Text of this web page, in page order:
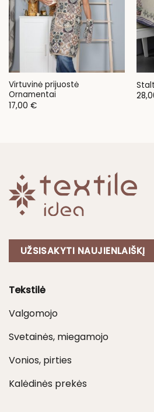
Virtuvinė prijuostė
Ornamentai
17,00 €
UŽSISAKYTI NAUJIENLAIŠKĮ
Tekstilė
Valgomojo
Svetainės, miegamojo
Vonios, pirties
Kalėdinės prekės